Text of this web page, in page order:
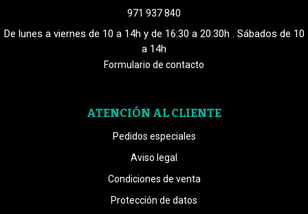
971 937 840
De lunes a viernes de 10 a 14h y de 16:30 a 20:30h . Sábados de 10
a 14h
Formulario de contacto
ATENCIÓN AL CLIENTE
Pedidos especiales
Aviso legal
Condiciones de venta
Protección de datos